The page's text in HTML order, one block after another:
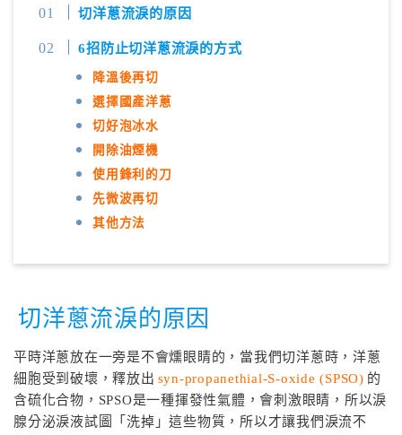
切洋蔥流淚的原因
6招防止切洋蔥流淚的方式
降溫後再切
選擇國產洋蔥
切好泡冰水
開除油煙機
使用鋒利的刀
先微波再切
其他方法
切洋蔥流淚的原因
平時洋蔥放在一旁是不會燻眼睛的，當我們切洋蔥時，洋蔥
細胞受到破壞，釋放出 syn-propanethial-S-oxide (SPSO) 的
含硫化合物，SPSO是一種揮發性氣體，會刺激眼睛，所以淚
腺分泌淚液試圖「洗掉」這些物質，所以才讓我們淚流不